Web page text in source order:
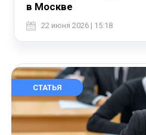
в Москве
22 июня 2026 | 15:18
СТАТЬЯ